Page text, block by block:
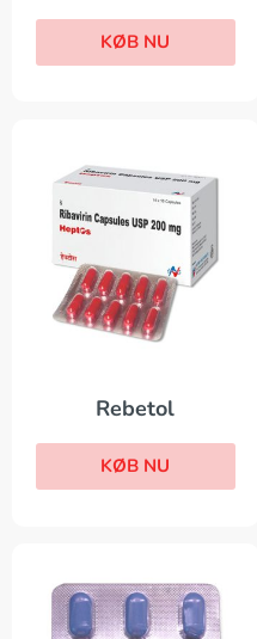
KØB NU
Rebetol
KØB NU